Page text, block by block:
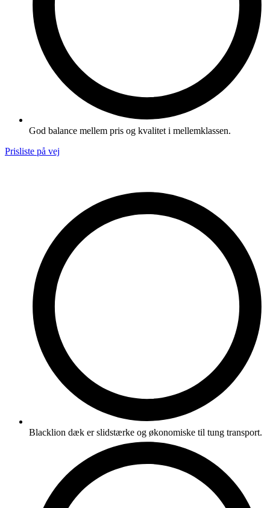
God balance mellem pris og kvalitet i mellemklassen.
Prisliste på vej
Blacklion dæk er slidstærke og økonomiske til tung transport.